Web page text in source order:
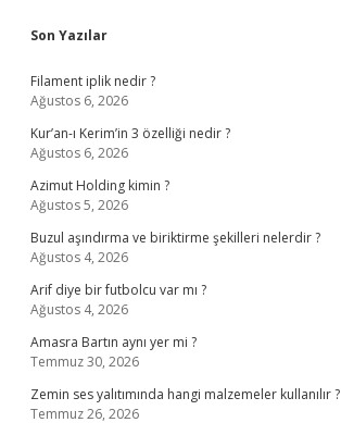
Sidebar
Son Yazılar
Filament iplik nedir ?
Ağustos 6, 2026
Kur’an-ı Kerim’in 3 özelliği nedir ?
Ağustos 6, 2026
Azimut Holding kimin ?
Ağustos 5, 2026
Buzul aşındırma ve biriktirme şekilleri nelerdir ?
Ağustos 4, 2026
Arif diye bir futbolcu var mı ?
Ağustos 4, 2026
Amasra Bartın aynı yer mi ?
Temmuz 30, 2026
Zemin ses yalıtımında hangi malzemeler kullanılır ?
Temmuz 26, 2026